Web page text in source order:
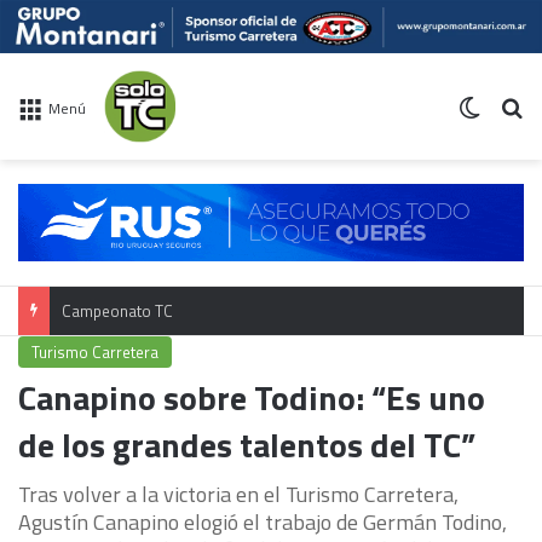
Menú
Campeonato TC
Turismo Carretera
Canapino sobre Todino: “Es uno
de los grandes talentos del TC”
Tras volver a la victoria en el Turismo Carretera,
Agustín Canapino elogió el trabajo de Germán Todino,